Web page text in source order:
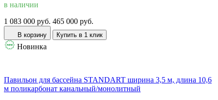
в наличии
1 083 000 руб. 465 000 руб.
В корзину Купить в 1 клик
Новинка
Павильон для бассейна STANDART ширина 3,5 м, длина 10,6
м поликарбонат канальный/монолитный